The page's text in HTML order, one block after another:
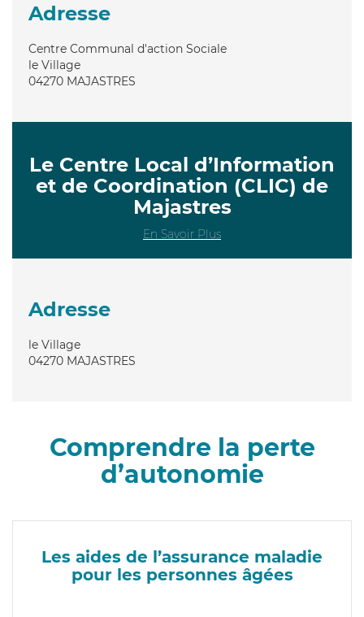
Adresse
Centre Communal d'action Sociale
le Village
04270 MAJASTRES
Le Centre Local d’Information
et de Coordination (CLIC) de
Majastres
En Savoir Plus
Adresse
le Village
04270 MAJASTRES
Comprendre la perte
d’autonomie
Les aides de l’assurance maladie
pour les personnes âgées